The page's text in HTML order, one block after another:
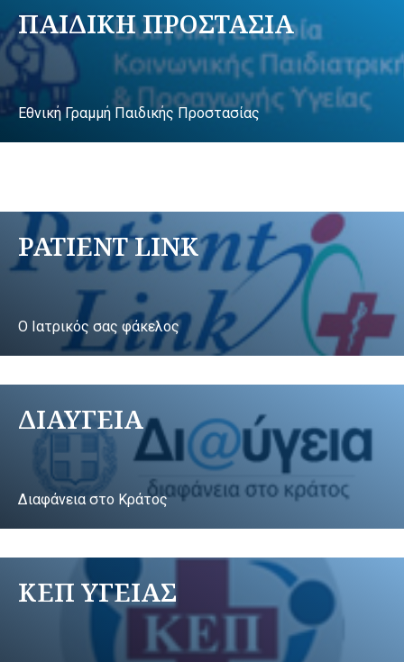
ΠΑΙΔΙΚΗ ΠΡΟΣΤΑΣΙΑ
Εθνική Γραμμή Παιδικής Προστασίας
PATIENT LINK
Ο Ιατρικός σας φάκελος
ΔΙΑΥΓΕΙΑ
Διαφάνεια στο Κράτος
ΚΕΠ ΥΓΕΙΑΣ